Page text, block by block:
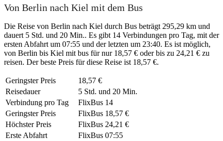
Von Berlin nach Kiel mit dem Bus
Die Reise von Berlin nach Kiel durch Bus beträgt 295,29 km und
dauert 5 Std. und 20 Min.. Es gibt 14 Verbindungen pro Tag, mit der
ersten Abfahrt um 07:55 und der letzten um 23:40. Es ist möglich,
von Berlin bis Kiel mit bus für nur 18,57 € oder bis zu 24,21 € zu
reisen. Der beste Preis für diese Reise ist 18,57 €.
Geringster Preis
18,57 €
Reisedauer
5 Std. und 20 Min.
Verbindung pro Tag
FlixBus 14
Geringster Preis
FlixBus 18,57 €
Höchster Preis
FlixBus 24,21 €
Erste Abfahrt
FlixBus 07:55